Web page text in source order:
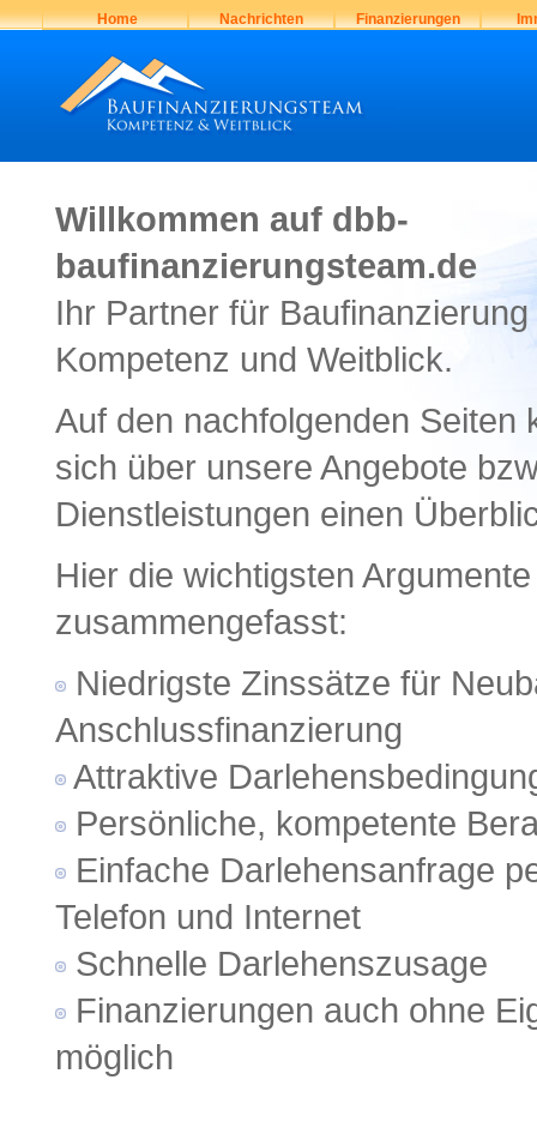
Home Nachrichten Finanzierungen
Willkommen auf dbb-
baufinanzierungsteam.de
Ihr Partner für Baufinanzierung
Kompetenz und Weitblick.
Auf den nachfolgenden Seiten
sich über unsere Angebote
Dienstleistungen einen
Hier die wichtigsten Argumente
zusammengefasst:
Niedrigste Zinssätze für
Anschlussfinanzierung
Attraktive
Persönliche, kompetente
Einfache Darlehensanfrage
Telefon und Internet
Schnelle Darlehenszusage
Finanzierungen auch ohne
möglich